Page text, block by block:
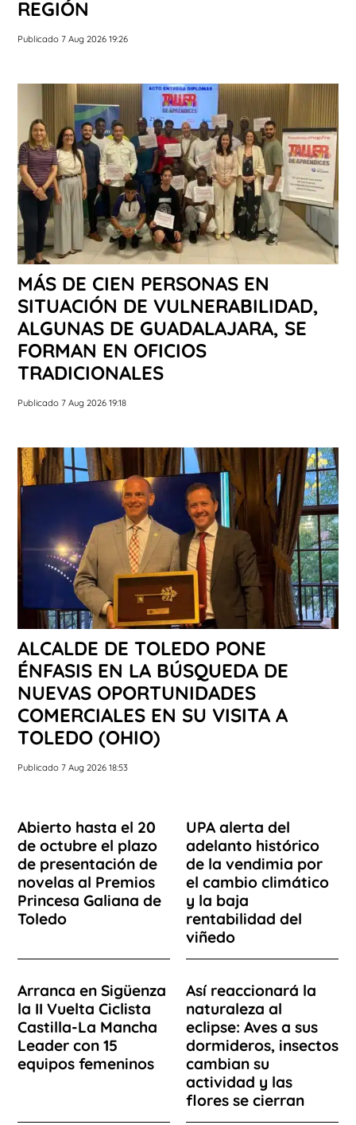
REGIÓN
Publicado 7 Aug 2026 19:26
MÁS DE CIEN PERSONAS EN
SITUACIÓN DE VULNERABILIDAD,
ALGUNAS DE GUADALAJARA, SE
FORMAN EN OFICIOS
TRADICIONALES
Publicado 7 Aug 2026 19:18
ALCALDE DE TOLEDO PONE
ÉNFASIS EN LA BÚSQUEDA DE
NUEVAS OPORTUNIDADES
COMERCIALES EN SU VISITA A
TOLEDO (OHIO)
Publicado 7 Aug 2026 18:53
Abierto hasta el 20
de octubre el plazo
de presentación de
novelas al Premios
Princesa Galiana de
Toledo
UPA alerta del
adelanto histórico
de la vendimia por
el cambio climático
y la baja
rentabilidad del
viñedo
Arranca en Sigüenza
la II Vuelta Ciclista
Castilla-La Mancha
Leader con 15
equipos femeninos
Así reaccionará la
naturaleza al
eclipse: Aves a sus
dormideros, insectos
cambian su
actividad y las
flores se cierran